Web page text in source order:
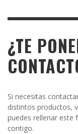
¿TE
Si necesitas
distintos productos,
puedes rellenar
contigo.